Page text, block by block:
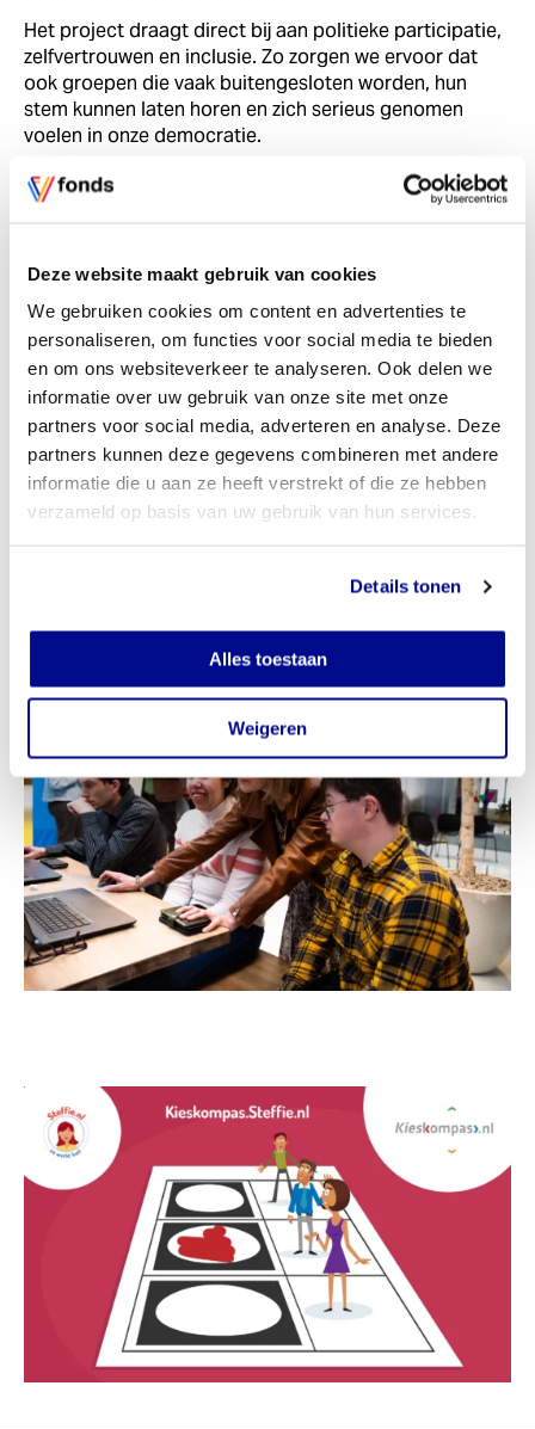
Deze website maakt gebruik van cookies
We gebruiken cookies om content en advertenties te
personaliseren, om functies voor social media te bieden
en om ons websiteverkeer te analyseren. Ook delen we
informatie over uw gebruik van onze site met onze
partners voor social media, adverteren en analyse. Deze
partners kunnen deze gegevens combineren met andere
informatie die u aan ze heeft verstrekt of die ze hebben
verzameld op basis van uw gebruik van hun services.
Details tonen
Alles toestaan
Weigeren
Het project draagt direct bij aan politieke participatie,
zelfvertrouwen en inclusie. Zo zorgen we ervoor dat
ook groepen die vaak buitengesloten worden, hun
stem kunnen laten horen en zich serieus genomen
voelen in onze democratie.